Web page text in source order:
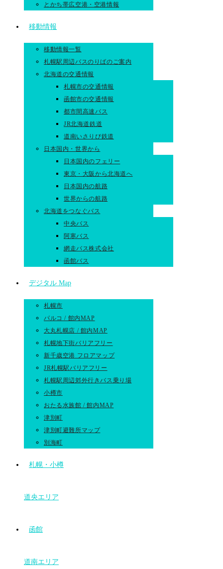
とかち帯広空港・空港情報
移動情報
移動情報一覧
札幌駅周辺バスのりばのご案内
北海道の交通情報
札幌市の交通情報
函館市の交通情報
都市間高速バス
JR北海道鉄道
道南いさりび鉄道
日本国内・世界から
日本国内のフェリー
東京・大阪から北海道へ
日本国内の航路
世界からの航路​
北海道をつなぐバス
中央バス
阿寒バス
網走バス株式会社
函館バス
デジタル Map
札幌市
パルコ / 館内MAP
大丸札幌店 / 館内MAP
札幌地下街バリアフリー
新千歳空港 フロアマップ
JR札幌駅バリアフリー
札幌駅周辺郊外行きバス乗り場
小樽市
おたる水族館 / 館内MAP
津別町
津別町避難所マップ
別海町
札幌・小樽
道央エリア
函館
道南エリア